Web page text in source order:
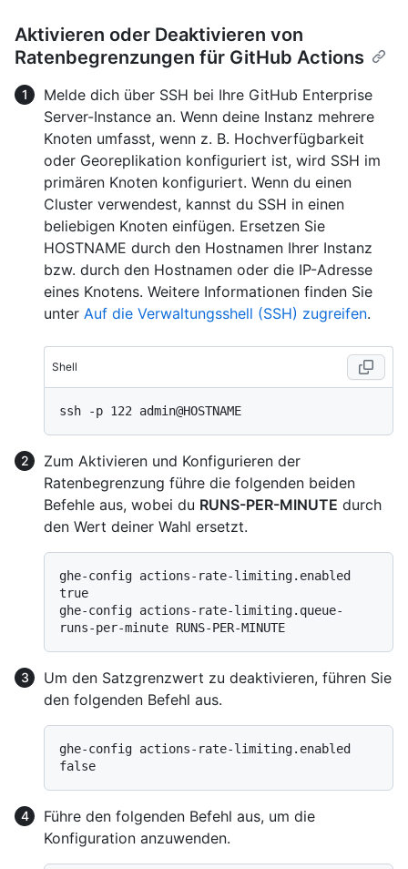
Aktivieren oder Deaktivieren von
Ratenbegrenzungen für GitHub Actions
Melde dich über SSH bei Ihre GitHub Enterprise
Server-Instance an. Wenn deine Instanz mehrere
Knoten umfasst, wenn z. B. Hochverfügbarkeit
oder Georeplikation konfiguriert ist, wird SSH im
primären Knoten konfiguriert. Wenn du einen
Cluster verwendest, kannst du SSH in einen
beliebigen Knoten einfügen. Ersetzen Sie
HOSTNAME durch den Hostnamen Ihrer Instanz
bzw. durch den Hostnamen oder die IP-Adresse
eines Knotens. Weitere Informationen finden Sie
unter Auf die Verwaltungsshell (SSH) zugreifen.
Shell
Zum Aktivieren und Konfigurieren der
Ratenbegrenzung führe die folgenden beiden
Befehle aus, wobei du RUNS-PER-MINUTE durch
den Wert deiner Wahl ersetzt.
ghe-config actions-rate-limiting.enabled
true
ghe-config actions-rate-limiting.queue-
Um den Satzgrenzwert zu deaktivieren, führen Sie
den folgenden Befehl aus.
ghe-config actions-rate-limiting.enabled
Führe den folgenden Befehl aus, um die
Konfiguration anzuwenden.